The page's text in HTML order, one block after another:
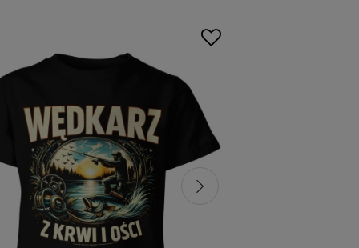
szeroki wybór modeli, które zachwycają
sposób na to, by uczcić urodziny, Dzień
zestaw z innymi pasującymi